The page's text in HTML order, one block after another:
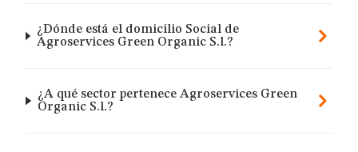
¿Dónde está el domicilio Social de
Agroservices Green Organic S.l.?
¿A qué sector pertenece Agroservices Green
Organic S.l.?